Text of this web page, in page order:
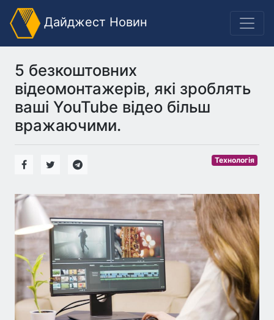
Дайджест Новин
5 безкоштовних
відеомонтажерів, які зроблять
ваші YouTube відео більш
вражаючими.
Технологія